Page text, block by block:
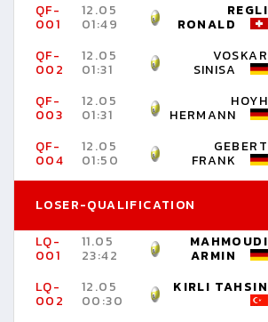
QF-
001
12.05
01:49
REGLI
RONALD
QF-
002
12.05
01:31
VOSKAR
SINISA
QF-
003
12.05
01:31
HOYH
HERMANN
QF-
004
12.05
01:50
GEBERT
FRANK
LOSER-QUALIFICATION
LQ-
001
11.05
23:42
MAHMOUDI
ARMIN
LQ-
002
12.05
00:30
KIRLI TAHSIN